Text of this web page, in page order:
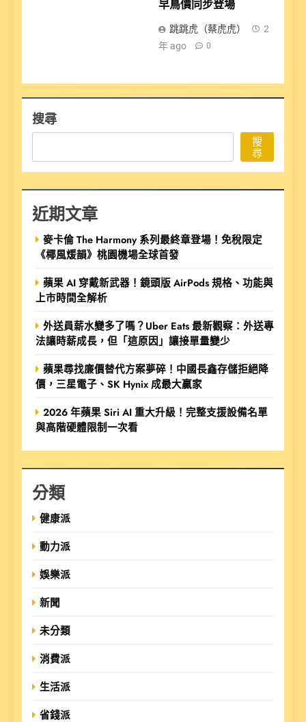
早鳥價同步登場
跳跳虎（蔡虎虎）
2
年 ago
0
搜尋
搜
尋
近期文章
麥卡倫 The Harmony 系列最終章登場！免稅限定
《椰風煖韻》桃園機場全球首發
蘋果 AI 穿戴新武器！鏡頭版 AirPods 規格、功能與
上市時間全解析
外送員薪水變多了嗎？Uber Eats 最新觀察：外送專
法讓時薪成長，但「這原因」讓接單量變少
蘋果尋找廉價替代方案夢碎！中國長鑫存儲拒絕降
價，三星電子、SK Hynix 成最大贏家
2026 年蘋果 Siri AI 重大升級！完整支援設備名單
與高階硬體限制一次看
分類
健康派
動力派
娛樂派
新聞
未分類
消費派
生活派
省錢派